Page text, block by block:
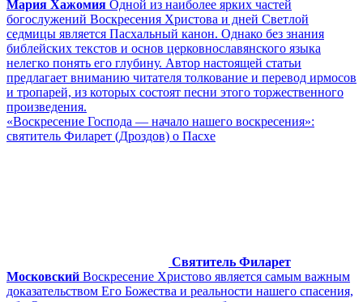
Мария Хажомия Одной из наиболее ярких частей
богослужений Воскресения Христова и дней Светлой
седмицы является Пасхальный канон. Однако без знания
библейских текстов и основ церковнославянского языка
нелегко понять его глубину. Автор настоящей статьи
предлагает вниманию читателя толкование и перевод ирмосов
и тропарей, из которых состоят песни этого торжественного
произведения.
«Воскресение Господа — начало нашего воскресения»:
святитель Филарет (Дроздов) о Пасхе
Святитель Филарет
Московский Воскресение Христово является самым важным
доказательством Его Божества и реальности нашего спасения,